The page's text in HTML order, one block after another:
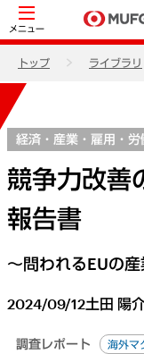
メニュー
トップ ライブラリ
経済・産業・雇用・労
競争力改善
報告書
～問われるEUの
2024/09/12土田 陽
調査レポート 海外マ